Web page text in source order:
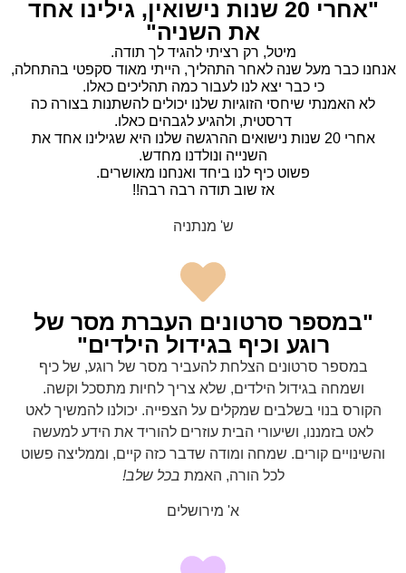
"אחרי 20 שנות נישואין, גילינו אחד
את השניה"
מיטל, רק רציתי להגיד לך תודה.
אנחנו כבר מעל שנה לאחר התהליך, הייתי מאוד סקפטי בהתחלה,
כי כבר יצא לנו לעבור כמה תהליכים כאלו.
לא האמנתי שיחסי הזוגיות שלנו יכולים להשתנות בצורה כה
דרסטית, ולהגיע לגבהים כאלו.
אחרי 20 שנות נישואים ההרגשה שלנו היא שגילינו אחד את
השנייה ונולדנו מחדש.
פשוט כיף לנו ביחד ואנחנו מאושרים.
אז שוב תודה רבה רבה!!
ש' מנתניה
"במספר סרטונים העברת מסר של
רוגע וכיף בגידול הילדים"
במספר סרטונים הצלחת להעביר מסר של רוגע, של כיף
ושמחה בגידול הילדים, שלא צריך לחיות מתסכל וקשה.
הקורס בנוי בשלבים שמקלים על הצפייה. יכולנו להמשיך לאט
לאט בזמננו, ושיעורי הבית עוזרים להוריד את הידע למעשה
והשינויים קורים. שמחה ומודה שדבר כזה קיים, וממליצה פשוט
לכל הורה, האמת בכל שלב!
א' מירושלים